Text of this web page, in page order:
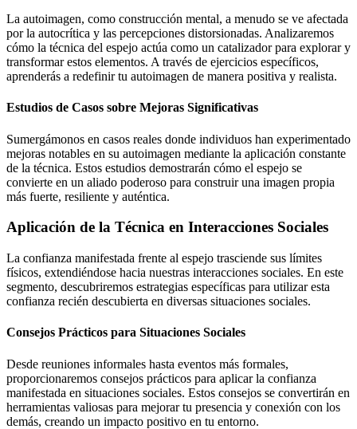
La autoimagen, como construcción mental, a menudo se ve afectada
por la autocrítica y las percepciones distorsionadas. Analizaremos
cómo la técnica del espejo actúa como un catalizador para explorar y
transformar estos elementos. A través de ejercicios específicos,
aprenderás a redefinir tu autoimagen de manera positiva y realista.
Estudios de Casos sobre Mejoras Significativas
Sumergámonos en casos reales donde individuos han experimentado
mejoras notables en su autoimagen mediante la aplicación constante
de la técnica. Estos estudios demostrarán cómo el espejo se
convierte en un aliado poderoso para construir una imagen propia
más fuerte, resiliente y auténtica.
Aplicación de la Técnica en Interacciones Sociales
La confianza manifestada frente al espejo trasciende sus límites
físicos, extendiéndose hacia nuestras interacciones sociales. En este
segmento, descubriremos estrategias específicas para utilizar esta
confianza recién descubierta en diversas situaciones sociales.
Consejos Prácticos para Situaciones Sociales
Desde reuniones informales hasta eventos más formales,
proporcionaremos consejos prácticos para aplicar la confianza
manifestada en situaciones sociales. Estos consejos se convertirán en
herramientas valiosas para mejorar tu presencia y conexión con los
demás, creando un impacto positivo en tu entorno.